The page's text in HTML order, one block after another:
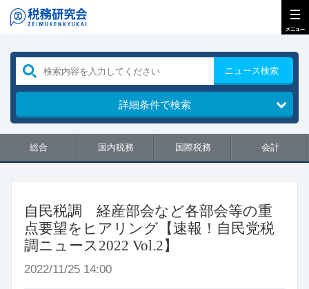
ニュース検索
詳細条件で検索
総合 国内税務 国際税務 会計
自民税調 経産部会など各部会等の重
点要望をヒアリング【速報！自民党税
調ニュース2022 Vol.2】
2022/11/25 14:00